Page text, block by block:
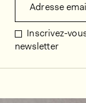
Adresse
Inscrivez-
newsletter